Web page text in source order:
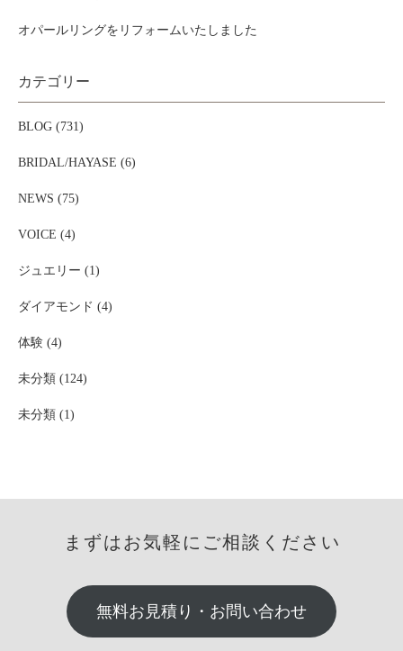
オパールリングをリフォームいたしました
カテゴリー
BLOG (731)
BRIDAL/HAYASE (6)
NEWS (75)
VOICE (4)
ジュエリー (1)
ダイアモンド (4)
体験 (4)
未分類 (124)
未分類 (1)
まずはお気軽にご相談ください
無料お見積り・お問い合わせ